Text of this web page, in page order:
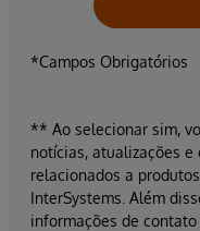
*Campos Obrigatórios
** Ao selecionar sim,
notícias, atualizações
relacionados a
InterSystems. Além
informações de